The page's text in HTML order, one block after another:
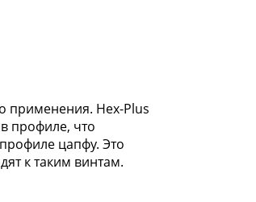
применения. Hex-Plus
профиле, что
цапфу. Это
к таким винтам.